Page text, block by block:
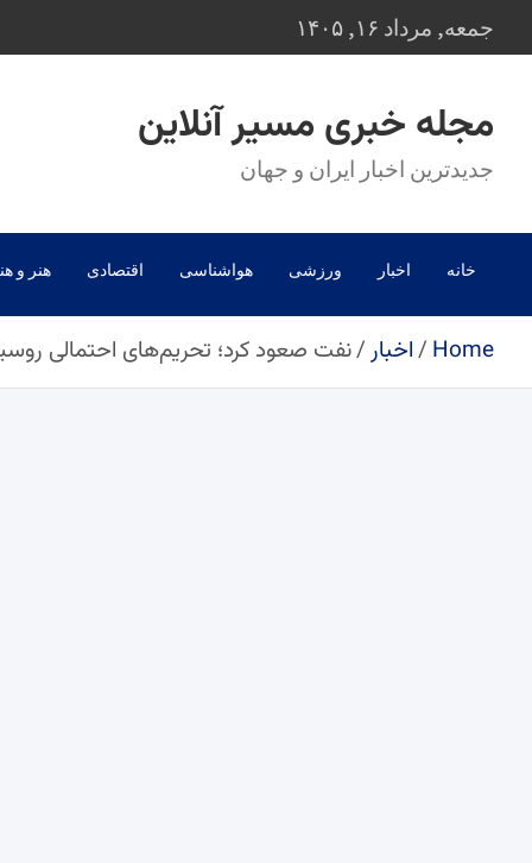
to
جمعه, مرداد ۱۶, ۱۴۰۵
مجله خبری مسیر آنلاین
جدیدترین اخبار ایران و جهان
خانه اخبار ورزشی هواشناسی اقتصادی هنر و
Home اخبار نفت صعود کرد؛ تحریم‌های احتمالی روسیه